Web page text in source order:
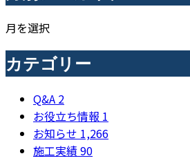
月を選択
カテゴリー
Q&A 2
お役立ち情報 1
お知らせ 1,266
施工実績90